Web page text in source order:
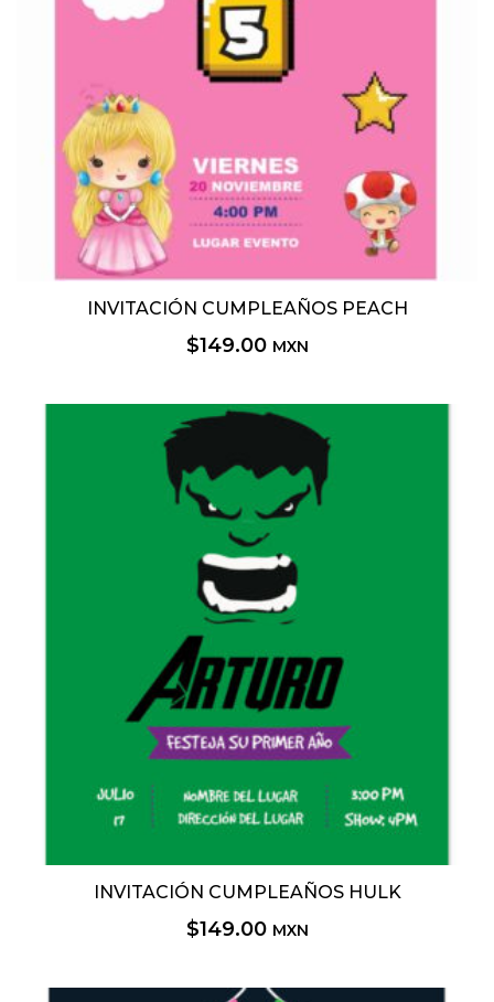
INVITACIÓN CUMPLEAÑOS PEACH
$149.00 MXN
INVITACIÓN CUMPLEAÑOS HULK
$149.00 MXN